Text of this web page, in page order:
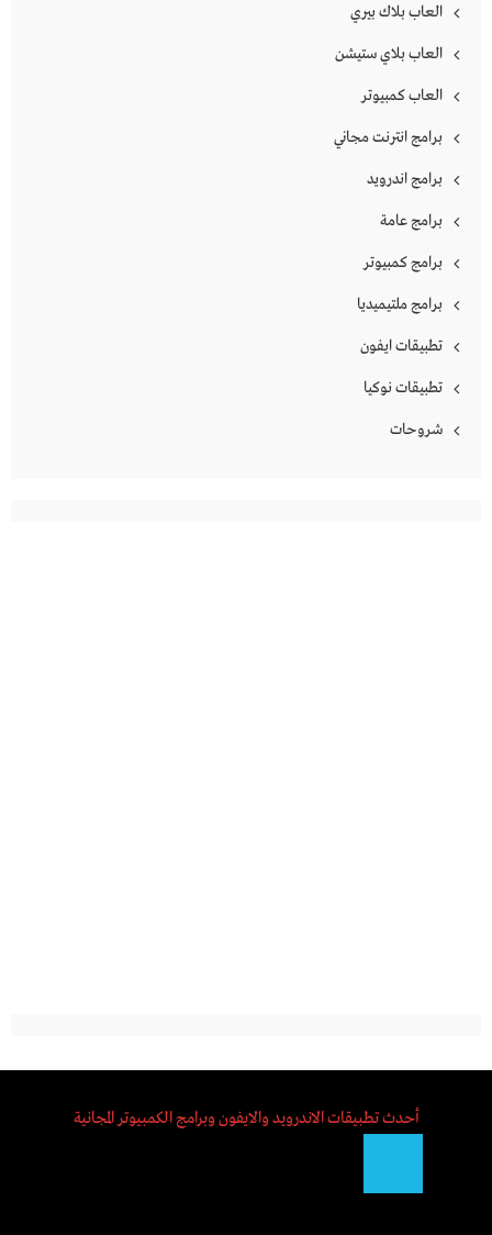
العاب بلاك بيري
العاب بلاي ستيشن
العاب كمبيوتر
برامج انترنت مجاني
برامج اندرويد
برامج عامة
برامج كمبيوتر
برامج ملتيميديا
تطبيقات ايفون
تطبيقات نوكيا
شروحات
أحدث تطبيقات الاندرويد والايفون وبرامج الكمبيوتر المجانية